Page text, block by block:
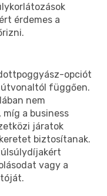
érdemes a
opciót
függően.
nem
a business
járatok
biztosítanak.
vagy a